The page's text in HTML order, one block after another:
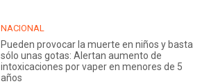
NACIONAL
Pueden provocar la muerte en niños y basta
sólo unas gotas: Alertan aumento de
intoxicaciones por vaper en menores de 5
años